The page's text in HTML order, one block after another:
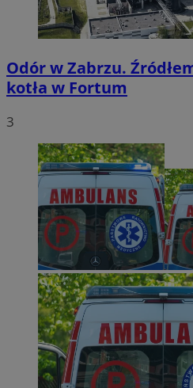
Odór w Zabrzu.
kotła w Fortum
3